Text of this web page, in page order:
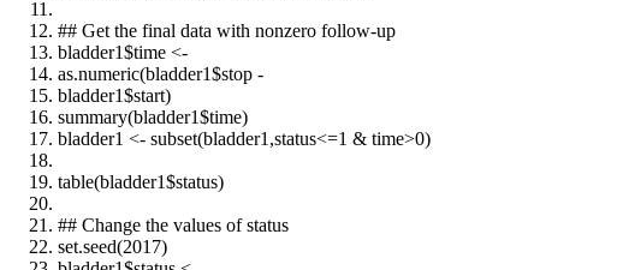
## Get the final data with nonzero follow-up
bladder1$time <-
as.numeric(bladder1$stop -
bladder1$start)
summary(bladder1$time)
bladder1 <- subset(bladder1,status<=1 & time>0)
table(bladder1$status)
## Change the values of status
set.seed(2017)